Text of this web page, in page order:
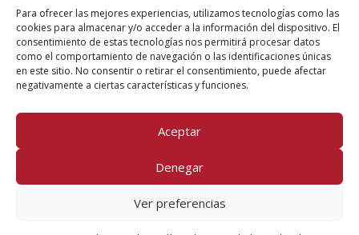
Para ofrecer las mejores experiencias, utilizamos tecnologías como las
cookies para almacenar y/o acceder a la información del dispositivo. El
consentimiento de estas tecnologías nos permitirá procesar datos
como el comportamiento de navegación o las identificaciones únicas
en este sitio. No consentir o retirar el consentimiento, puede afectar
negativamente a ciertas características y funciones.
Aceptar
Denegar
Ver preferencias
Aviso legal
Política de privacidad
Política de cookies
Clases
Talleres
FOLLOW US!